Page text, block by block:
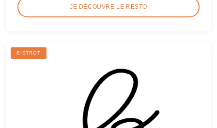
JE DÉCOUVRE LE RESTO
BISTROT